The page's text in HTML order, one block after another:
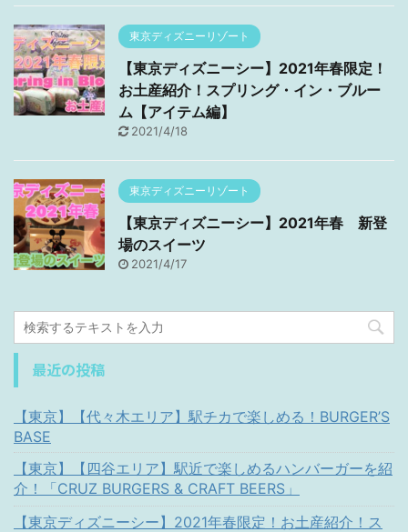
東京ディズニーリゾート
【東京ディズニーシー】2021年春限定！
お土産紹介！スプリング・イン・ブルー
ム【アイテム編】
2021/4/18
東京ディズニーリゾート
【東京ディズニーシー】2021年春 新登
場のスイーツ
2021/4/17
最近の投稿
【東京】【代々木エリア】駅チカで楽しめる！BURGER’S
BASE
【東京】【四谷エリア】駅近で楽しめるハンバーガーを紹
介！「CRUZ BURGERS & CRAFT BEERS」
【東京ディズニーシー】2021年春限定！お土産紹介！ス